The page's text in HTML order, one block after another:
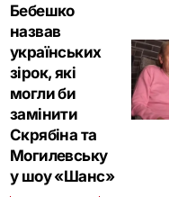
Бебешко
назвав
українських
зірок, які
могли би
замінити
Скрябіна та
Могилевську
у шоу «Шанс‎»